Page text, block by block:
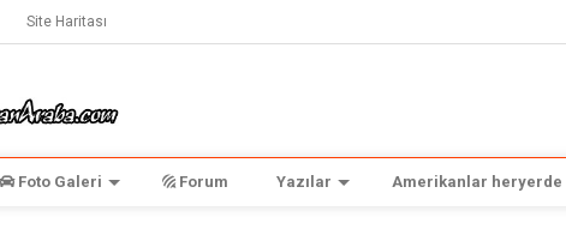
Site Haritası
Foto Galeri Forum Yazılar Amerikanlar heryerde